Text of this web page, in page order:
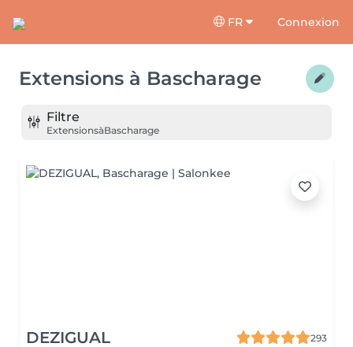
FR Connexion
Extensions à Bascharage
Filtre
ExtensionsàBascharage
DEZIGUAL
293